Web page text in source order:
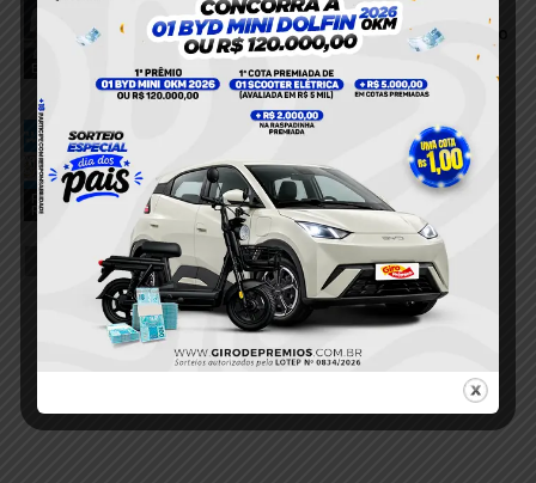
golpe de mais de R$ 7 mil com
comprovantes falsos em supermercado
de Itaituba
6 de agosto de 2026
Foragido
Recapturado
Homem com mandado de prisão é
capturado pela Polícia Militar durante
operação em Itaituba
5 de agosto de 2026